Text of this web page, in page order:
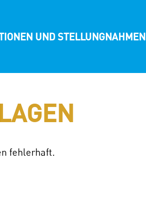
UND STELLUNGNAHMEN
fehlerhaft.